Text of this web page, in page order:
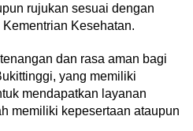
rujukan sesuai dengan
Kesehatan.
dan rasa aman bagi
yang memiliki
mendapatkan layanan
memiliki kepesertaan ataupun